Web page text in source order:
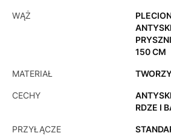
WĄŻ
150 CM
MATERIAŁ
CECHY
RDZE I
PRZYŁĄCZE